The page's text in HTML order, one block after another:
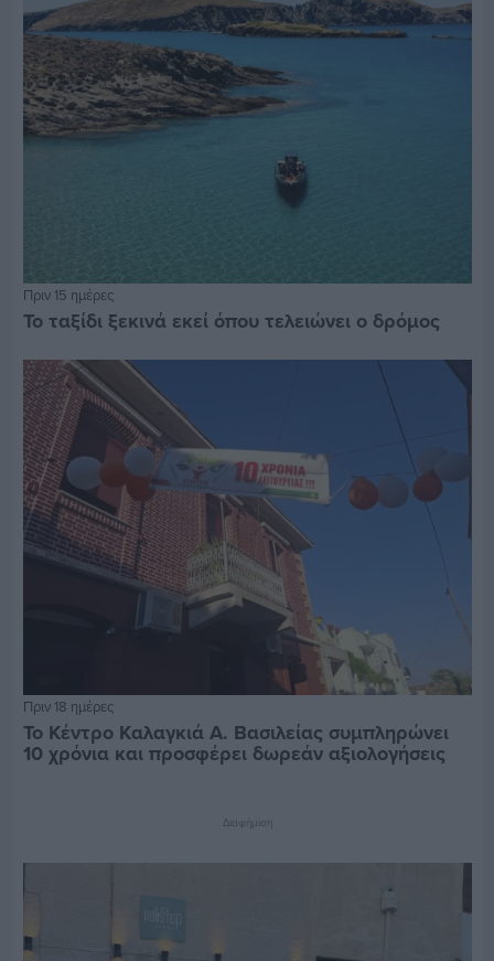
Πριν 15 ημέρες
Το ταξίδι ξεκινά εκεί όπου τελειώνει ο δρόμος
Πριν 18 ημέρες
Το Κέντρο Καλαγκιά Α. Βασιλείας συμπληρώνει
10 χρόνια και προσφέρει δωρεάν αξιολογήσεις
Διαφήμιση